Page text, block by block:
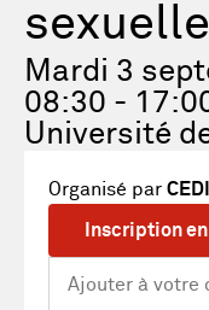
Mardi 3
08:30 -
Université
Organisé par
Inscription